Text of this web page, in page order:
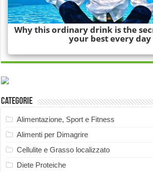
Categorie
Alimentazione, Sport e Fitness
Alimenti per Dimagrire
Cellulite e Grasso localizzato
Diete Proteiche